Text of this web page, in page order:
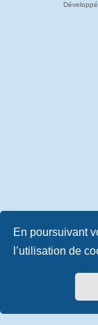
En poursuivant
l’utilisation de